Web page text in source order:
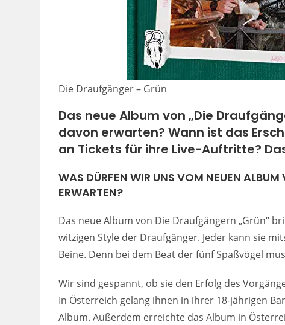
Die Draufgänger – Grün
Das neue Album von „Die
davon erwarten? Wann ist das
an Tickets für ihre Live-Auftritte?
WAS DÜRFEN WIR UNS VOM NEUEN
ERWARTEN?
Das neue Album von Die Draufgängern „Grün“
witzigen Style der Draufgänger. Jeder kann sie
Beine. Denn bei dem Beat der fünf Spaßvögel
Wir sind gespannt, ob sie den Erfolg des
In Österreich gelang ihnen in ihrer 18-jährigen
Album. Außerdem erreichte das Album in